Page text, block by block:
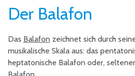
Der Balafon
Das Balafon zeichnet sich durch
musikalische Skala aus: das
heptatonische Balafon oder,